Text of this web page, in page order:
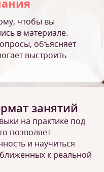
чтобы вы
в материале.
объясняет
выстроить
занятий
на практике под
позволяет
и научиться
к реальной